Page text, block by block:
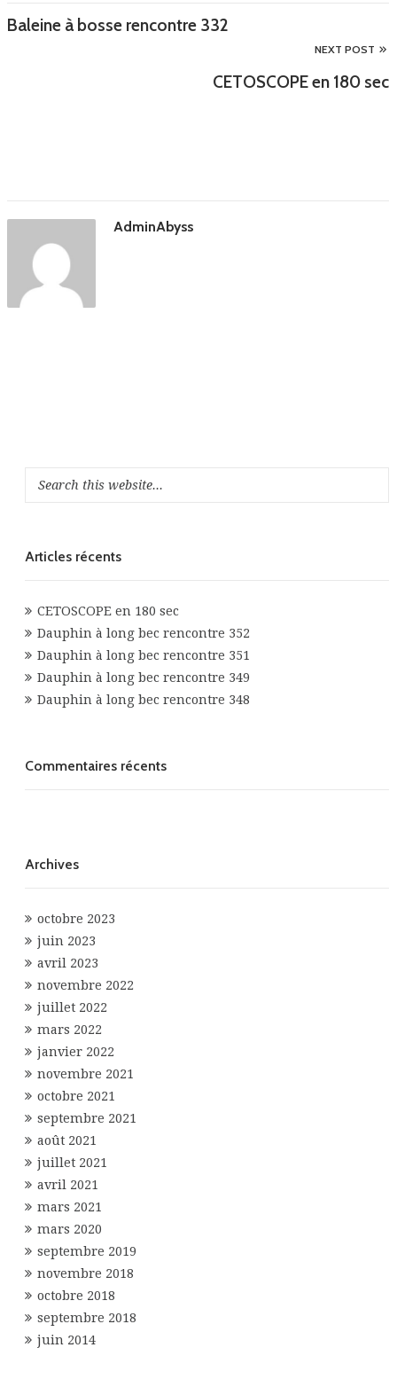
Baleine à bosse rencontre 332
NEXT POST
CETOSCOPE en 180 sec
AdminAbyss
Articles récents
CETOSCOPE en 180 sec
Dauphin à long bec rencontre 352
Dauphin à long bec rencontre 351
Dauphin à long bec rencontre 349
Dauphin à long bec rencontre 348
Commentaires récents
Archives
octobre 2023
juin 2023
avril 2023
novembre 2022
juillet 2022
mars 2022
janvier 2022
novembre 2021
octobre 2021
septembre 2021
août 2021
juillet 2021
avril 2021
mars 2021
mars 2020
septembre 2019
novembre 2018
octobre 2018
septembre 2018
juin 2014